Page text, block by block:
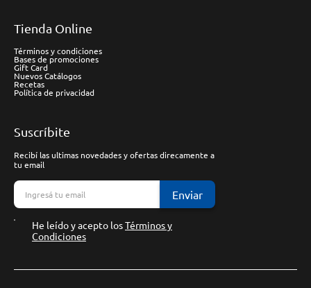
Tienda Online
Términos y condiciones
Bases de promociones
Gift Card
Nuevos Catálogos
Recetas
Política de privacidad
Suscríbite
Recibí las ultimas novedades y ofertas direcamente a
tu email
Enviar
He leído y acepto losTérminos y
Condiciones